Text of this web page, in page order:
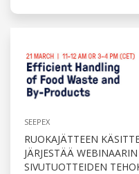
SEEPEX
RUOKAJÄTTEEN
JÄRJESTÄÄ
SIVUTUOTTEIDEN